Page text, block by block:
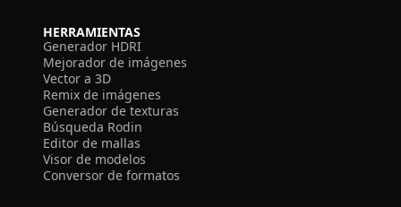
HERRAMIENTAS
Generador HDRI
Mejorador de imágenes
Vector a 3D
Remix de imágenes
Generador de texturas
Búsqueda Rodin
Editor de mallas
Visor de modelos
Conversor de formatos